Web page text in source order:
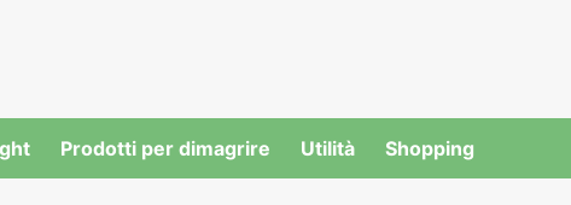
Prodotti per dimagrire Utilità Shopping